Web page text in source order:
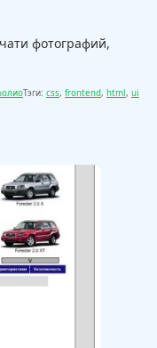
фотографий,
Тэги: css, frontend, html , ui